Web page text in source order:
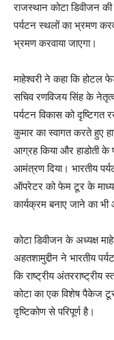
राजस्थान कोटा डिवीजन की
पर्यटन स्थलों का भ्रमण
भ्रमण करवाया जाएगा।
माहेश्वरी ने कहा कि
सचिव रणविजय सिंह के
पर्यटन विकास को
कुमार का स्वागत करते हुए
आग्रह किया और हाडोती
आमंत्रण दिया। भारतीय
ऑपरेटर को फेम टूर के
कार्यक्रम बनाए जाने का
कोटा डिवीजन के अध्यक्ष
अहतशामुद्दीन ने भारतीय
कि राष्ट्रीय अंतरराष्ट्रीय
कोटा का एक विशेष पैकेज टूर
दृष्टिकोण से परिपूर्ण है।